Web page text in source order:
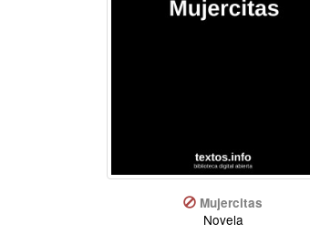
Mujercitas
Novela